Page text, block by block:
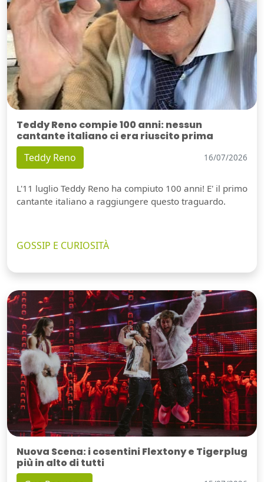
Teddy Reno compie 100 anni: nessun
cantante italiano ci era riuscito prima
Teddy Reno 16/07/2026
L'11 luglio Teddy Reno ha compiuto 100 anni! E' il primo
cantante italiano a raggiungere questo traguardo.
GOSSIP E CURIOSITÀ
Nuova Scena: i cosentini Flextony e Tigerplug
più in alto di tutti